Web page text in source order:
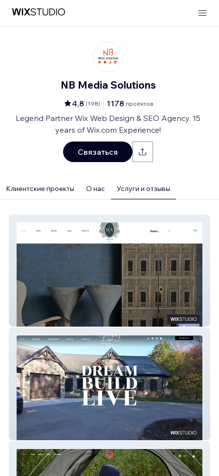
NB Media Solutions
4,8 (198) 1178 проектов
Legend Partner Wix Web Design & SEO Agency. 15
years of Wix.com Experience!
Связаться
Клиентские проекты О нас Услуги и отзывы
Monroe North Imports
Cutting Edge Builders